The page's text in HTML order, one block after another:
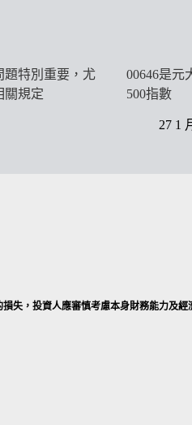
題特別重要，尤
關規定
00646是元
500指數
27 1
失，投資人應審慎考慮本身財務能力及經